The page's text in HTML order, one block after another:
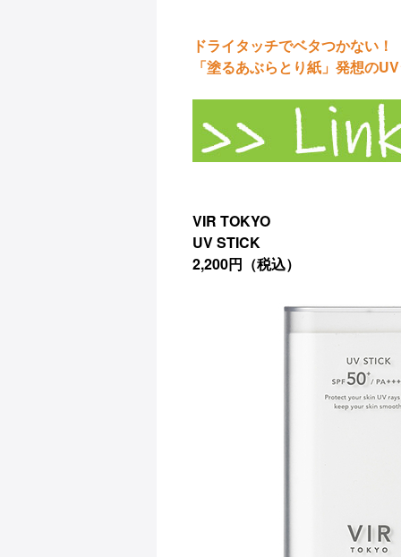
ドライタッチでベタつかない！
「塗るあぶらとり紙」発想の
VIR TOKYO
UV STICK
2,200円（税込）